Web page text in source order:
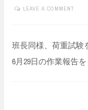
LEAVE A COMMENT
班長同様、荷重試験
6月29日の作業報告を